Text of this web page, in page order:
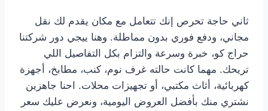
ثاني حاجة تحرص إنك تتعامل مع مكان يقدم لك نقل
مجاني، ودفع فوري بدون مماطلة. وهنا ييجي دور شركتنا
حراج كو، خبرة وسرعة والتزام بكل التفاصيل اللي
تريحك. مهما كانت حالته غرف نوم، كنب، مطابخ، أجهزة
كهربائية، أثاث مكتبي، أو تجهيزات محلات. احنا جاهزين
نشتري منك بأفضل العروض اليومية، ونعرض عليك سعر